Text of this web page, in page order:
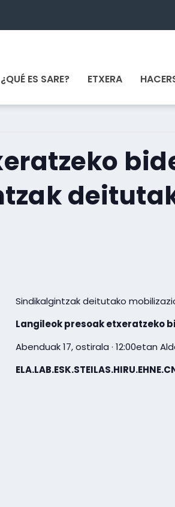
¿QUÉ ES SARE? ETXERA
Sindikalgintzak deitutako
Langileok presoak etxeratzeko
Abenduak 17, ostirala · 12:00etan